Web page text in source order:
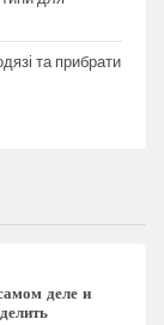
та прибрати
деле и